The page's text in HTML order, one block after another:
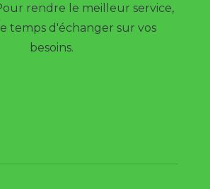
rendre le meilleur service,
temps d'échanger sur vos
besoins.